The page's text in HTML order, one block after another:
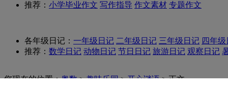
推荐： 小学毕业作文 写作指导 作文素材 专题作文
各年级日记： 一年级日记 二年级日记 三年级日记 四年
推荐： 数学日记 动物日记 节日日记 旅游日记 观察日记
您现在的位置：奥数>趣味乐园>开心谜语> 正文